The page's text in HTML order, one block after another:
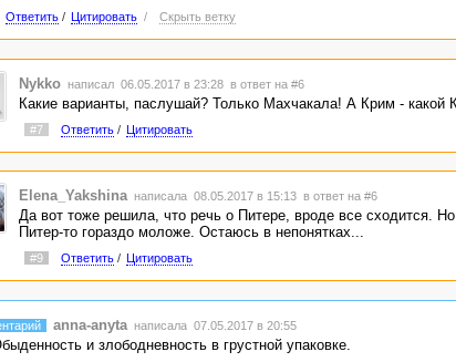
Ответить/ Цитировать / Скрыть ветку
Nykko написал 06.05.2017 в 23:28 в ответ на #6
Какие варианты, паслушай? Только Махчакала! А Крим - какой
#7 Ответить/ Цитировать
Elena_Yakshina написала 08.05.2017 в 15:13 в ответ на #6
Да вот тоже решила, что речь о Питере, вроде все сходится.
Питер-то гораздо моложе. Остаюсь в непонятках...
#9 Ответить/ Цитировать
anna-anyta написала 07.05.2017 в 20:55
и злободневность в грустной упаковке.